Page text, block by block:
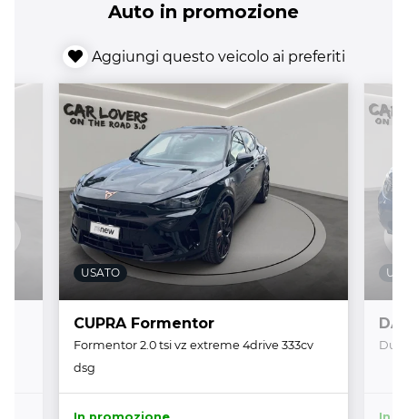
Auto in promozione
Aggiungi questo veicolo ai preferiti
USATO
CUPRA Formentor
Formentor 2.0 tsi vz extreme 4drive 333cv
dsg
In promozione In